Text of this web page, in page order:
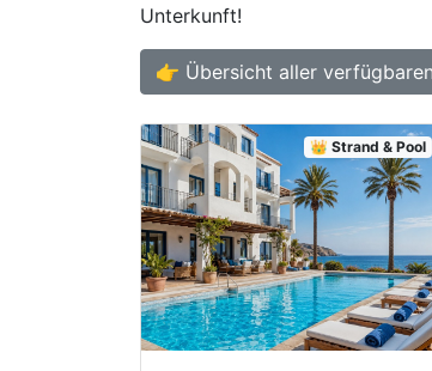
Unterkunft!
👉 Übersicht aller
👑 Strand & Pool